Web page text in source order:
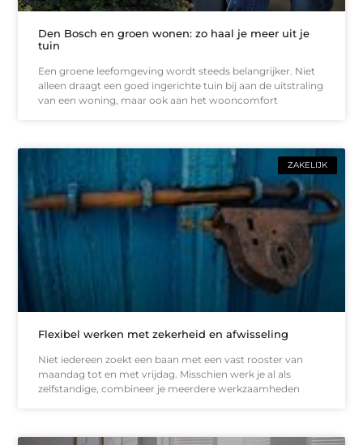
Den Bosch en groen wonen: zo haal je meer uit je
tuin
Een groene leefomgeving wordt steeds belangrijker. Niet
alleen draagt een goed ingerichte tuin bij aan de uitstraling
van een woning, maar ook aan het wooncomfort
ZAKELIJK
Flexibel werken met zekerheid en afwisseling
Niet iedereen zoekt een baan met een vast rooster van
maandag tot en met vrijdag. Misschien werk je al als
zelfstandige, combineer je meerdere werkzaamheden